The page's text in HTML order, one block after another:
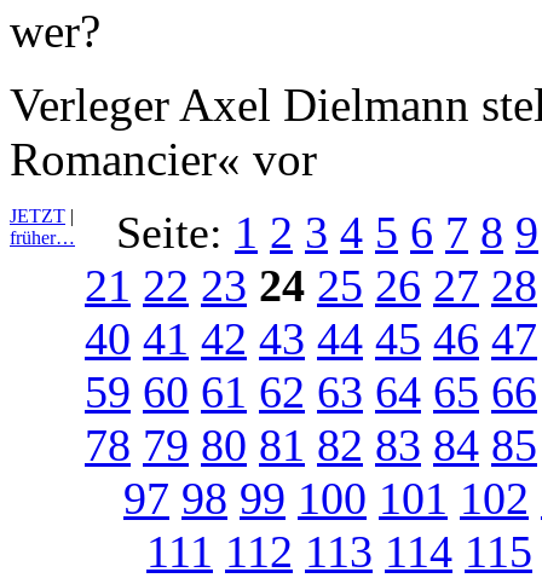
Verleger Axel Dielmann
Romancier« vor
JETZT |
früher…
Seite: 1 2 3 4 5 6 7 8 9
21 22 23 24 25 26 27 28
40 41 42 43 44 45 46 47
59 60 61 62 63 64 65 66
78 79 80 81 82 83 84 85
97 98 99 100 101 102
111 112 113 114 115